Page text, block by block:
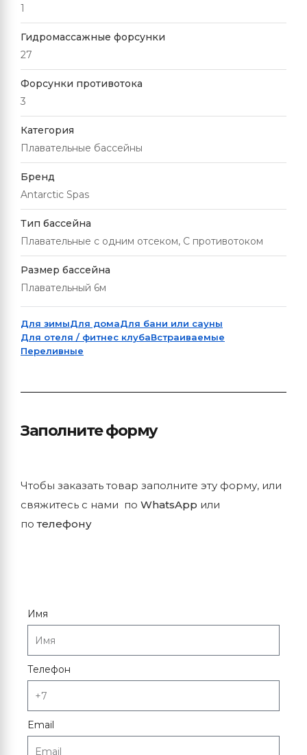
1
Гидромассажные форсунки
27
Форсунки противотока
3
Категория
Плавательные бассейны
Бренд
Antarctic Spas
Тип бассейна
Плавательные с одним отсеком, С противотоком
Размер бассейна
Плавательный 6м
Для зимыДля домаДля бани или сауны
Для отеля / фитнес клубаВстраиваемые
Переливные
Заполните форму
Чтобы заказать товар заполните эту форму, или
свяжитесь с нами по WhatsApp или
потелефону
Имя
Телефон
Email